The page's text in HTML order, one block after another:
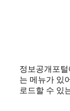
정보공개포
는 메뉴가 있
로드할 수 있